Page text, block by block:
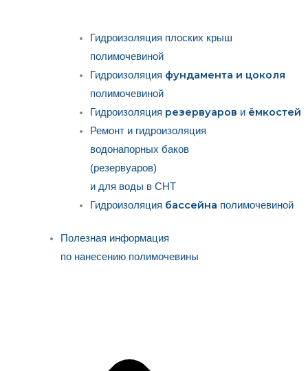
Гидроизоляция плоских крыш
полимочевиной
Гидроизоляция фундамента и цоколя
полимочевиной
Гидроизоляция резервуаров и ёмкостей
Ремонт и гидроизоляция
водонапорных баков
(резервуаров)
и для воды в СНТ
Гидроизоляция бассейна полимочевиной
Полезная информация
по нанесению полимочевины